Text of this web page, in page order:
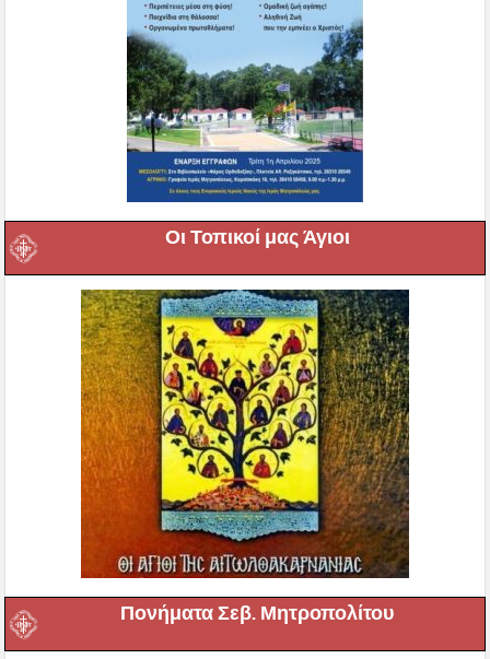
Οι Τοπικοί μας Άγιοι
Πονήματα Σεβ. Μητροπολίτου